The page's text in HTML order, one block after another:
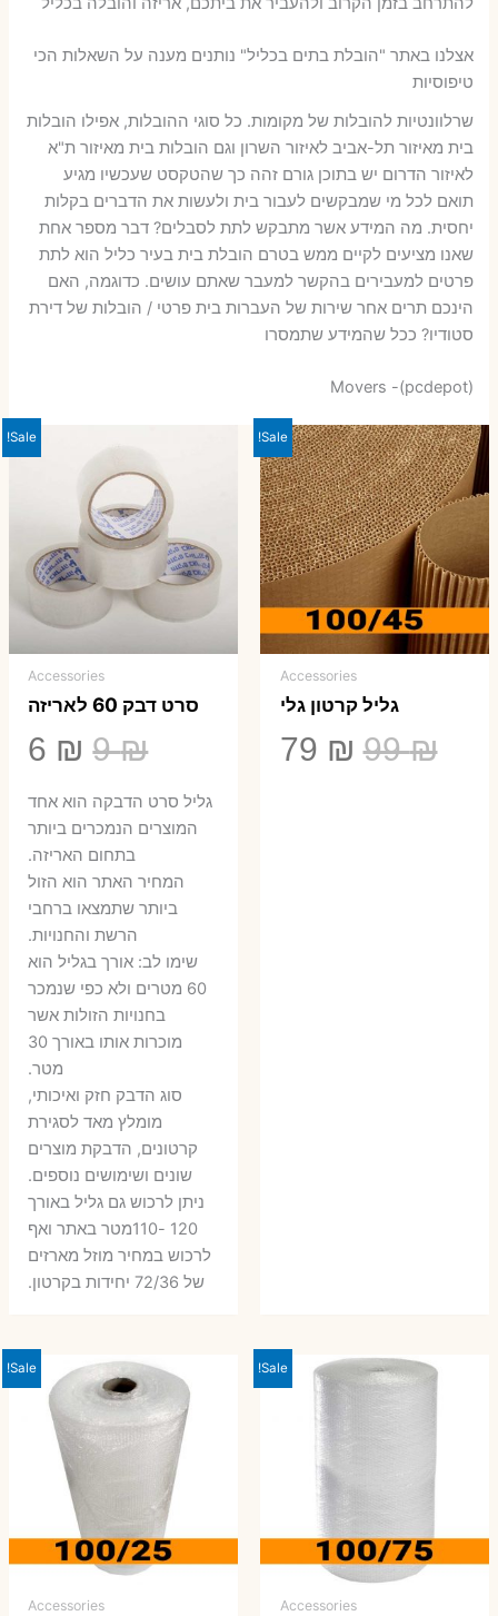
אצלנו באתר "הובלת בתים בכליל" נותנים מענה על השאלות הכי
טיפוסיות
שרלוונטיות להובלות של מקומות. כל סוגי ההובלות, אפילו הובלות
בית מאיזור תל-אביב לאיזור השרון וגם הובלות בית מאיזור ת"א
לאיזור הדרום יש בתוכן גורם זהה כך שהטקסט שעכשיו מגיע
תואם לכל מי שמבקשים לעבור בית ולעשות את הדברים בקלות
יחסית. מה המידע אשר מתבקש לתת לסבלים? דבר מספר אחת
שאנו מציעים לקיים ממש בטרם הובלת בית בעיר כליל הוא לתת
פרטים למעבירים בהקשר למעבר שאתם עושים. כדוגמה, האם
הינכם תרים אחר שירות של העברות בית פרטי / הובלות של דירת
סטודיו? ככל שהמידע שתמסרו
Movers -(pcdepot)
Sale!
Accessories
גליל קרטון גלי
99₪
המחיר
79 ₪
הנוכחי
Sale!
Accessories
סרט דבק 60 לאריזה
9₪
היה:
9 ₪.
6 ₪
6 ₪.
גליל סרט הדבקה הוא אחד
המוצרים הנמכרים ביותר
בתחום האריזה.
המחיר האתר הוא הזול
ביותר שתמצאו ברחבי
הרשת והחנויות.
שימו לב: אורך בגליל הוא
60 מטרים ולא כפי שנמכר
בחנויות הזולות אשר
מוכרות אותו באורך 30
מטר.
סוג הדבק חזק ואיכותי,
מומלץ מאד לסגירת
קרטונים, הדבקת מוצרים
שונים ושימושים נוספים.
ניתן לרכוש גם גליל באורך
120 -110מטר באתר ואף
לרכוש במחיר מוזל מארזים
של 72/36 יחידות בקרטון.
Sale!
Accessories
Sale!
Accessories